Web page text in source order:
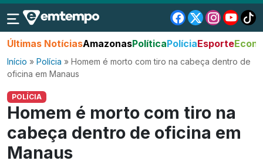
Últimas NotíciasAmazonasPolíticaPolíciaEsporte
Início » Polícia » Homem é morto com tiro na cabeça dentro de
oficina em Manaus
POLÍCIA
Homem é morto com tiro na
cabeça dentro de oficina em
Manaus